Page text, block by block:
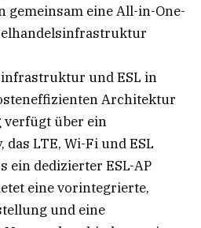
gemeinsam eine All-in-One-
und ESL in
Architektur
verfügt über ein
das LTE, Wi-Fi und ESL
ein dedizierter ESL-AP
eine vorintegrierte,
und eine